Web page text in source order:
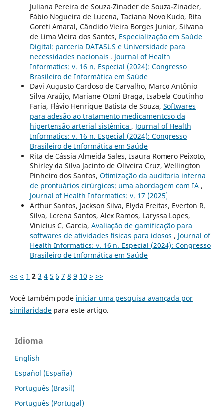
Juliana Pereira de Souza-Zinader de Souza-Zinader,
Fábio Nogueira de Lucena, Taciana Novo Kudo, Rita
Goreti Amaral, Cândido Vieira Borges Junior, Silvana
de Lima Vieira dos Santos, Especialização em Saúde
Digital: parceria DATASUS e Universidade para
necessidades nacionais , Journal of Health
Informatics: v. 16 n. Especial (2024): Congresso
Brasileiro de Informática em Saúde
Davi Augusto Cardoso de Carvalho, Marco Antônio
Silva Araújo, Mariane Otoni Braga, Isabela Coutinho
Faria, Flávio Henrique Batista de Souza, Softwares
para adesão ao tratamento medicamentoso da
hipertensão arterial sistêmica , Journal of Health
Informatics: v. 16 n. Especial (2024): Congresso
Brasileiro de Informática em Saúde
Rita de Cássia Almeida Sales, Isaura Romero Peixoto,
Shirley da Silva Jacinto de Oliveira Cruz, Wellington
Pinheiro dos Santos, Otimização da auditoria interna
de prontuários cirúrgicos: uma abordagem com IA ,
Journal of Health Informatics: v. 17 (2025)
Arthur Santos, Jackson Silva, Elyda Freitas, Everton R.
Silva, Lorena Santos, Alex Ramos, Laryssa Lopes,
Vinicius C. Garcia, Avaliação de gamificação para
softwares de atividades físicas para idosos , Journal of
Health Informatics: v. 16 n. Especial (2024): Congresso
Brasileiro de Informática em Saúde
<< < 1 2 3 4 5 6 7 8 9 10 > >>
Você também pode iniciar uma pesquisa avançada por
similaridadepara este artigo.
Idioma
English
Español (España)
Português (Brasil)
Português (Portugal)